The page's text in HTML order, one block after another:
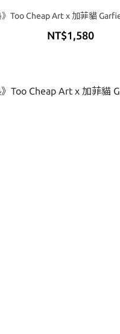
》Too Cheap Art x 加菲貓
NT$1,580